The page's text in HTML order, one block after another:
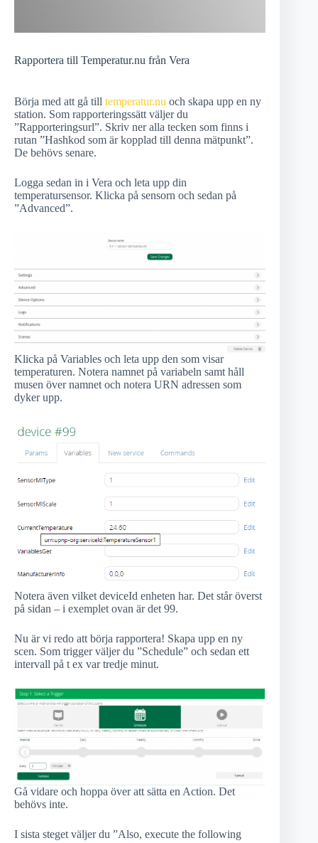
Rapportera till Temperatur.nu från Vera
Börja med att gå till temperatur.nu och skapa upp en ny
station. Som rapporteringssätt väljer du
”Rapporteringsurl”. Skriv ner alla tecken som finns i
rutan ”Hashkod som är kopplad till denna mätpunkt”.
De behövs senare.
Logga sedan in i Vera och leta upp din
temperatursensor. Klicka på sensorn och sedan på
”Advanced”.
Klicka på Variables och leta upp den som visar
temperaturen. Notera namnet på variabeln samt håll
musen över namnet och notera URN adressen som
dyker upp.
Notera även vilket deviceId enheten har. Det står överst
på sidan – i exemplet ovan är det 99.
Nu är vi redo att börja rapportera! Skapa upp en ny
scen. Som trigger väljer du ”Schedule” och sedan ett
intervall på t ex var tredje minut.
Gå vidare och hoppa över att sätta en Action. Det
behövs inte.
I sista steget väljer du ”Also, execute the following